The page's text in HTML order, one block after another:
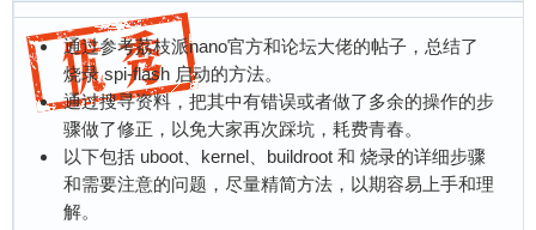
通过参考荔枝派nano官方和论坛大佬的帖子，总结了
烧录 spi-flash 启动的方法。
通过搜寻资料，把其中有错误或者做了多余的操作的步
骤做了修正，以免大家再次踩坑，耗费青春。
以下包括 uboot、kernel、buildroot 和 烧录的详细步骤
和需要注意的问题，尽量精简方法，以期容易上手和理
解。